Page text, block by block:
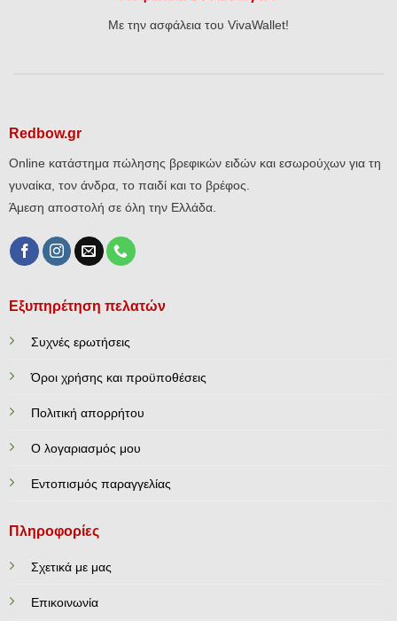
Με την ασφάλεια του VivaWallet!
Redbow.gr
Online κατάστημα πώλησης βρεφικών ειδών και εσωρούχων για τη
γυναίκα, τον άνδρα, το παιδί και το βρέφος.
Άμεση αποστολή σε όλη την Ελλάδα.
Εξυπηρέτηση πελατών
Συχνές ερωτήσεις
Όροι χρήσης και προϋποθέσεις
Πολιτική απορρήτου
Ο λογαριασμός μου
Εντοπισμός παραγγελίας
Πληροφορίες
Σχετικά με μας
Επικοινωνία